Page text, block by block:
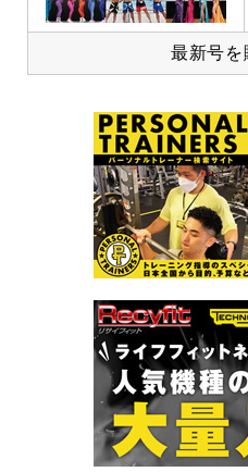
最新号を